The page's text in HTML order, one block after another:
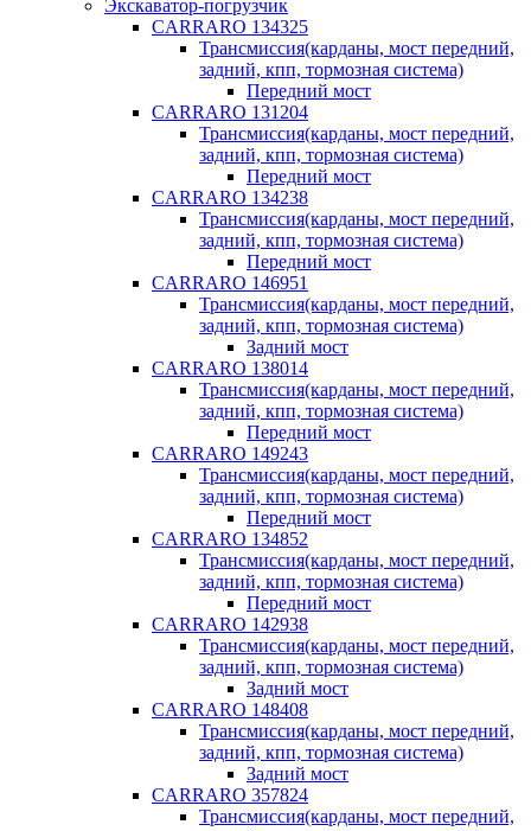
Экскаватор-погрузчик
CARRARO 134325
Трансмиссия(карданы, мост передний,
задний, кпп, тормозная система)
Передний мост
CARRARO 131204
Трансмиссия(карданы, мост передний,
задний, кпп, тормозная система)
Передний мост
CARRARO 134238
Трансмиссия(карданы, мост передний,
задний, кпп, тормозная система)
Передний мост
CARRARO 146951
Трансмиссия(карданы, мост передний,
задний, кпп, тормозная система)
Задний мост
CARRARO 138014
Трансмиссия(карданы, мост передний,
задний, кпп, тормозная система)
Передний мост
CARRARO 149243
Трансмиссия(карданы, мост передний,
задний, кпп, тормозная система)
Передний мост
CARRARO 134852
Трансмиссия(карданы, мост передний,
задний, кпп, тормозная система)
Передний мост
CARRARO 142938
Трансмиссия(карданы, мост передний,
задний, кпп, тормозная система)
Задний мост
CARRARO 148408
Трансмиссия(карданы, мост передний,
задний, кпп, тормозная система)
Задний мост
CARRARO 357824
Трансмиссия(карданы, мост передний,